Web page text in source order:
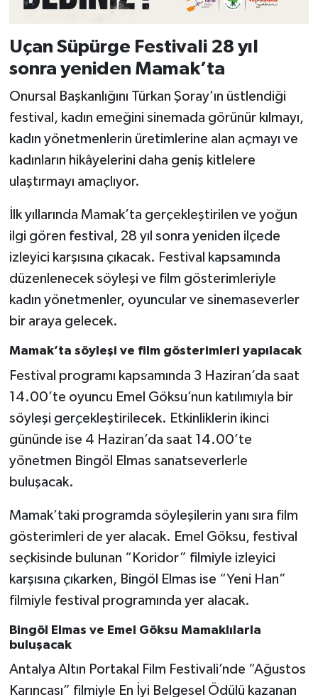
Uçan Süpürge Festivali 28 yıl
sonra yeniden Mamak’ta
Onursal Başkanlığını Türkan Şoray’ın üstlendiği
festival, kadın emeğini sinemada görünür kılmayı,
kadın yönetmenlerin üretimlerine alan açmayı ve
kadınların hikâyelerini daha geniş kitlelere
ulaştırmayı amaçlıyor.
İlk yıllarında Mamak’ta gerçekleştirilen ve yoğun
ilgi gören festival, 28 yıl sonra yeniden ilçede
izleyici karşısına çıkacak. Festival kapsamında
düzenlenecek söyleşi ve film gösterimleriyle
kadın yönetmenler, oyuncular ve sinemaseverler
bir araya gelecek.
Mamak’ta söyleşi ve film gösterimleri yapılacak
Festival programı kapsamında 3 Haziran’da saat
14.00’te oyuncu Emel Göksu’nun katılımıyla bir
söyleşi gerçekleştirilecek. Etkinliklerin ikinci
gününde ise 4 Haziran’da saat 14.00’te
yönetmen Bingöl Elmas sanatseverlerle
buluşacak.
Mamak’taki programda söyleşilerin yanı sıra film
gösterimleri de yer alacak. Emel Göksu, festival
seçkisinde bulunan “Koridor” filmiyle izleyici
karşısına çıkarken, Bingöl Elmas ise “Yeni Han”
filmiyle festival programında yer alacak.
Bingöl Elmas ve Emel Göksu Mamaklılarla
buluşacak
Antalya Altın Portakal Film Festivali’nde “Ağustos
Karıncası” filmiyle En İyi Belgesel Ödülü kazanan